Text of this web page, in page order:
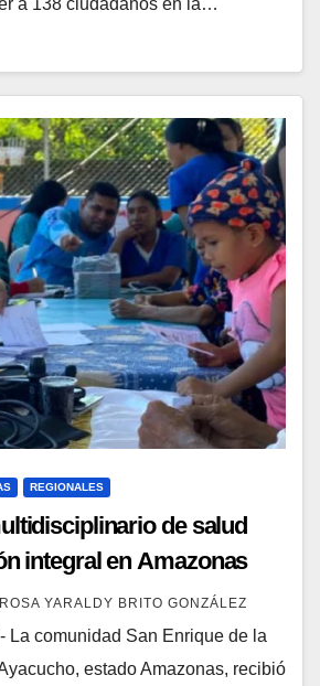
a 138 ciudadanos en la…
REGIONALES
de salud
integral en Amazonas
ROSA YARALDY BRITO GONZÁLEZ
La comunidad San Enrique de la
estado Amazonas, recibió